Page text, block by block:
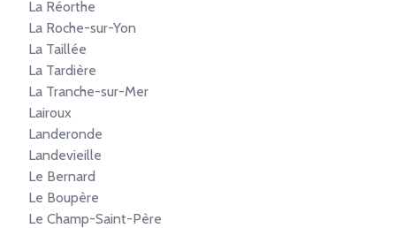
La Réorthe
La Roche-sur-Yon
La Taillée
La Tardière
La Tranche-sur-Mer
Lairoux
Landeronde
Landevieille
Le Bernard
Le Boupère
Le Champ-Saint-Père